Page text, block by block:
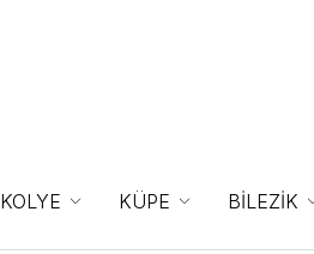
KOLYE KÜPE BİLEZİK